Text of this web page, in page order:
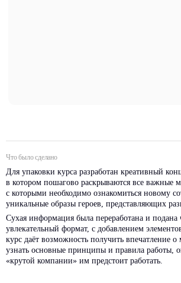
Что было сделано
Для упаковки курса разработан креативный
в котором пошагово раскрываются все важные
с которыми необходимо ознакомиться новому
уникальные образы героев, представляющих
Сухая информация была переработана и подана
увлекательный формат, с добавлением
курс даёт возможность получить впечатление
узнать основные принципы и правила работы,